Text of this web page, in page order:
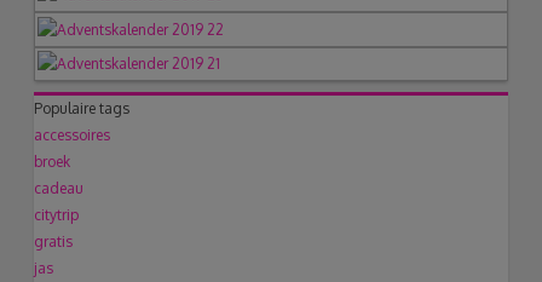
Populaire tags
accessoires
broek
cadeau
citytrip
gratis
jas